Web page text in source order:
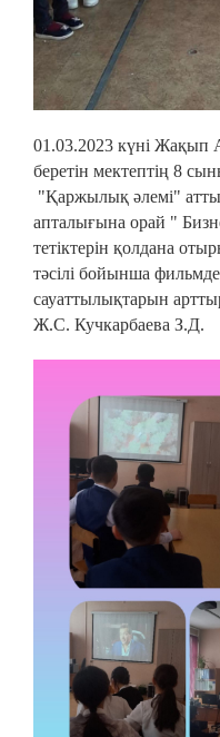
01.03.2023 күні Жақып
беретін мектептің 8
"Қаржылық әлемі"
апталығына орай "
тетіктерін қолдана
тәсілі бойынша
сауаттылықтарын
Ж.С. Кучкарбаева З.Д.